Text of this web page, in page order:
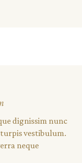
dignissim nunc
vestibulum.
neque